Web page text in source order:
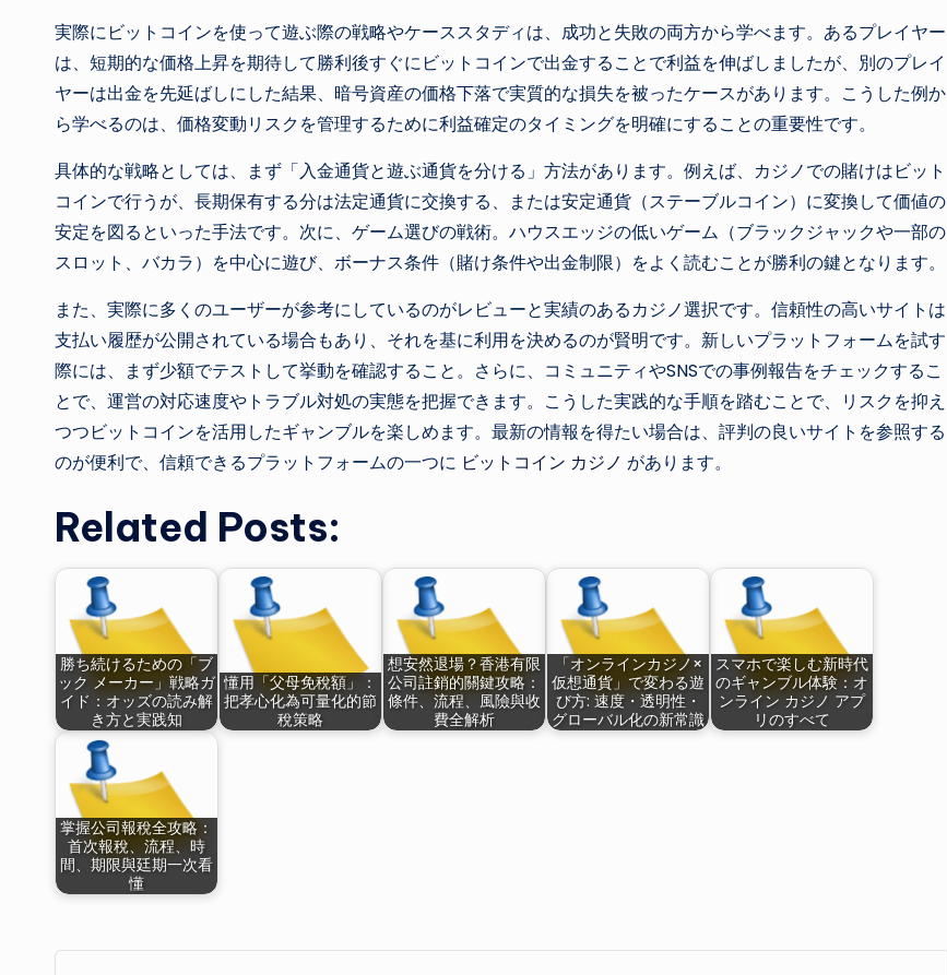
実際にビットコインを使って遊ぶ際の戦略やケーススタディは、成功と失敗の両方から学べます。あるプレイヤー
は、短期的な価格上昇を期待して勝利後すぐにビットコインで出金することで利益を伸ばしましたが、別のプレイ
ヤーは出金を先延ばしにした結果、暗号資産の価格下落で実質的な損失を被ったケースがあります。こうした例か
ら学べるのは、価格変動リスクを管理するために利益確定のタイミングを明確にすることの重要性です。
具体的な戦略としては、まず「入金通貨と遊ぶ通貨を分ける」方法があります。例えば、カジノでの賭けはビット
コインで行うが、長期保有する分は法定通貨に交換する、または安定通貨（ステーブルコイン）に変換して価値の
安定を図るといった手法です。次に、ゲーム選びの戦術。ハウスエッジの低いゲーム（ブラックジャックや一部の
スロット、バカラ）を中心に遊び、ボーナス条件（賭け条件や出金制限）をよく読むことが勝利の鍵となります。
また、実際に多くのユーザーが参考にしているのがレビューと実績のあるカジノ選択です。信頼性の高いサイトは
支払い履歴が公開されている場合もあり、それを基に利用を決めるのが賢明です。新しいプラットフォームを試す
際には、まず少額でテストして挙動を確認すること。さらに、コミュニティやSNSでの事例報告をチェックするこ
とで、運営の対応速度やトラブル対処の実態を把握できます。こうした実践的な手順を踏むことで、リスクを抑え
つつビットコインを活用したギャンブルを楽しめます。最新の情報を得たい場合は、評判の良いサイトを参照する
のが便利で、信頼できるプラットフォームの一つに ビットコイン カジノ があります。
Related Posts:
勝ち続けるための「ブ
ック メーカー」戦略ガ
イド：オッズの読み解
き方と実践知
懂用「父母免稅額」：
把孝心化為可量化的節
稅策略
想安然退場？香港有限
公司註銷的關鍵攻略：
條件、流程、風險與收
費全解析
「オンラインカジノ×
仮想通貨」で変わる遊
び方: 速度・透明性・
グローバル化の新常識
スマホで楽しむ新時代
のギャンブル体験：オ
ンライン カジノ アプ
リのすべて
掌握公司報稅全攻略：
首次報稅、流程、時
間、期限與廷期一次看
懂